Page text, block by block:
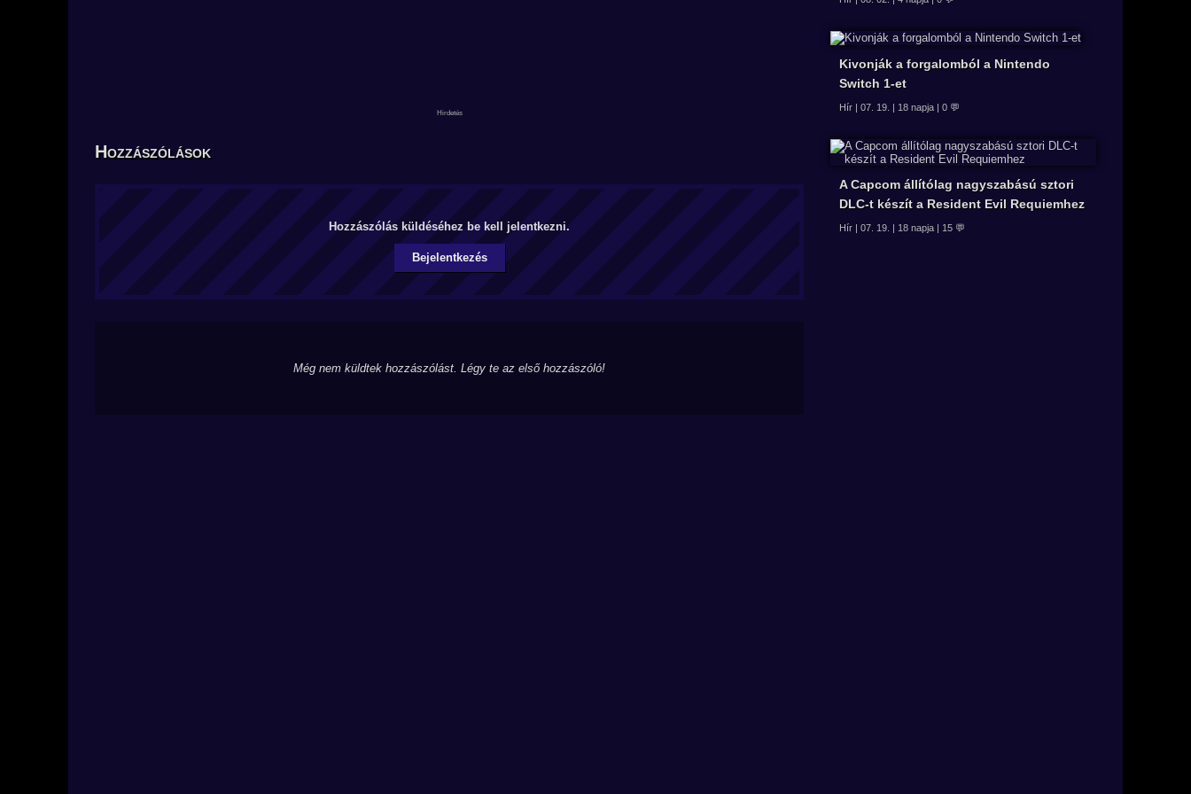
Hozzászólások
Hozzászólás küldéséhez be kell jelentkezni.
Bejelentkezés
Még nem küldtek hozzászólást. Légy te az első hozzászóló!
Kivonják a forgalomból a Nintendo
Switch 1-et
Hír | 07. 19. | 18 napja | 0 💬
A Capcom állítólag nagyszabású sztori
DLC-t készít a Resident Evil Requiemhez
Hír | 07. 19. | 18 napja | 15 💬